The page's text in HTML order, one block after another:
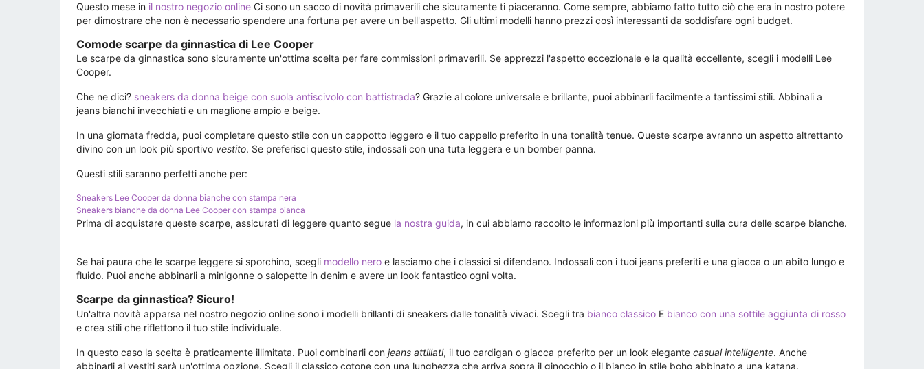
Questo mese in il nostro negozio online Ci sono un sacco di novità primaverili che sicuramente ti piaceranno. Come sempre, abbiamo fatto tutto ciò che era in nostro potere
per dimostrare che non è necessario spendere una fortuna per avere un bell'aspetto. Gli ultimi modelli hanno prezzi così interessanti da soddisfare ogni budget.
Comode scarpe da ginnastica di Lee Cooper
Le scarpe da ginnastica sono sicuramente un'ottima scelta per fare commissioni primaverili. Se apprezzi l'aspetto eccezionale e la qualità eccellente, scegli i modelli Lee
Cooper.
Che ne dici? sneakers da donna beige con suola antiscivolo con battistrada? Grazie al colore universale e brillante, puoi abbinarli facilmente a tantissimi stili. Abbinali a
jeans bianchi invecchiati e un maglione ampio e beige.
In una giornata fredda, puoi completare questo stile con un cappotto leggero e il tuo cappello preferito in una tonalità tenue. Queste scarpe avranno un aspetto altrettanto
divino con un look più sportivo vestito. Se preferisci questo stile, indossali con una tuta leggera e un bomber panna.
Questi stili saranno perfetti anche per:
Sneakers Lee Cooper da donna bianche con stampa nera
Sneakers bianche da donna Lee Cooper con stampa bianca
Prima di acquistare queste scarpe, assicurati di leggere quanto segue la nostra guida, in cui abbiamo raccolto le informazioni più importanti sulla cura delle scarpe bianche.
Se hai paura che le scarpe leggere si sporchino, scegli modello nero e lasciamo che i classici si difendano. Indossali con i tuoi jeans preferiti e una giacca o un abito lungo e
fluido. Puoi anche abbinarli a minigonne o salopette in denim e avere un look fantastico ogni volta.
Scarpe da ginnastica? Sicuro!
Un'altra novità apparsa nel nostro negozio online sono i modelli brillanti di sneakers dalle tonalità vivaci. Scegli tra bianco classico E bianco con una sottile aggiunta di rosso
e crea stili che riflettono il tuo stile individuale.
In questo caso la scelta è praticamente illimitata. Puoi combinarli con jeans attillati, il tuo cardigan o giacca preferito per un look elegante casual intelligente. Anche
abbinarli ai vestiti sarà un'ottima opzione. Scegli il classico cotone con una lunghezza che arriva sopra il ginocchio o il bianco in stile boho abbinato a una katana.